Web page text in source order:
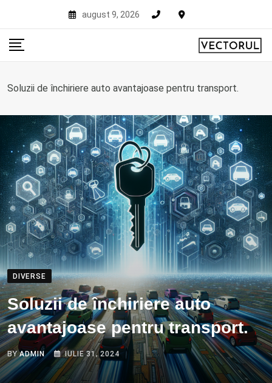
content
august 9, 2026
Soluzii de închiriere auto avantajoase pentru transport.
DIVERSE
Soluzii de închiriere auto
avantajoase pentru transport.
BYADMIN IULIE 31, 2024